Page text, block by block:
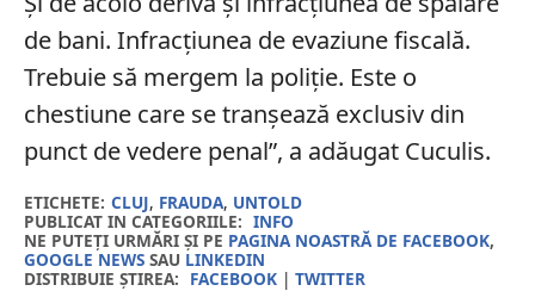
de bani. Infracțiunea de evaziune fiscală.
Trebuie să mergem la poliție. Este o
chestiune care se tranșează exclusiv din
punct de vedere penal”, a adăugat Cuculis.
ETICHETE: CLUJ, FRAUDA, UNTOLD
PUBLICAT IN CATEGORIILE: INFO
NE PUTEȚI URMĂRI ȘI PE PAGINA NOASTRĂ DE FACEBOOK,
GOOGLE NEWSSAU LINKEDIN
DISTRIBUIE ȘTIREA: FACEBOOK| TWITTER